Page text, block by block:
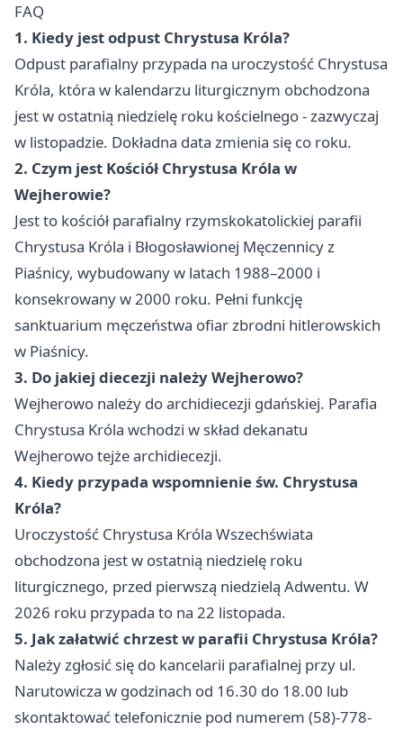
FAQ
1. Kiedy jest odpust Chrystusa Króla?
Odpust parafialny przypada na uroczystość Chrystusa
Króla, która w kalendarzu liturgicznym obchodzona
jest w ostatnią niedzielę roku kościelnego - zazwyczaj
w listopadzie. Dokładna data zmienia się co roku.
2. Czym jest Kościół Chrystusa Króla w
Wejherowie?
Jest to kościół parafialny rzymskokatolickiej parafii
Chrystusa Króla i Błogosławionej Męczennicy z
Piaśnicy, wybudowany w latach 1988–2000 i
konsekrowany w 2000 roku. Pełni funkcję
sanktuarium męczeństwa ofiar zbrodni hitlerowskich
w Piaśnicy.
3. Do jakiej diecezji należy Wejherowo?
Wejherowo należy do archidiecezji gdańskiej. Parafia
Chrystusa Króla wchodzi w skład dekanatu
Wejherowo tejże archidiecezji.
4. Kiedy przypada wspomnienie św. Chrystusa
Króla?
Uroczystość Chrystusa Króla Wszechświata
obchodzona jest w ostatnią niedzielę roku
liturgicznego, przed pierwszą niedzielą Adwentu. W
2026 roku przypada to na 22 listopada.
5. Jak załatwić chrzest w parafii Chrystusa Króla?
Należy zgłosić się do kancelarii parafialnej przy ul.
Narutowicza w godzinach od 16.30 do 18.00 lub
skontaktować telefonicznie pod numerem (58)-778-